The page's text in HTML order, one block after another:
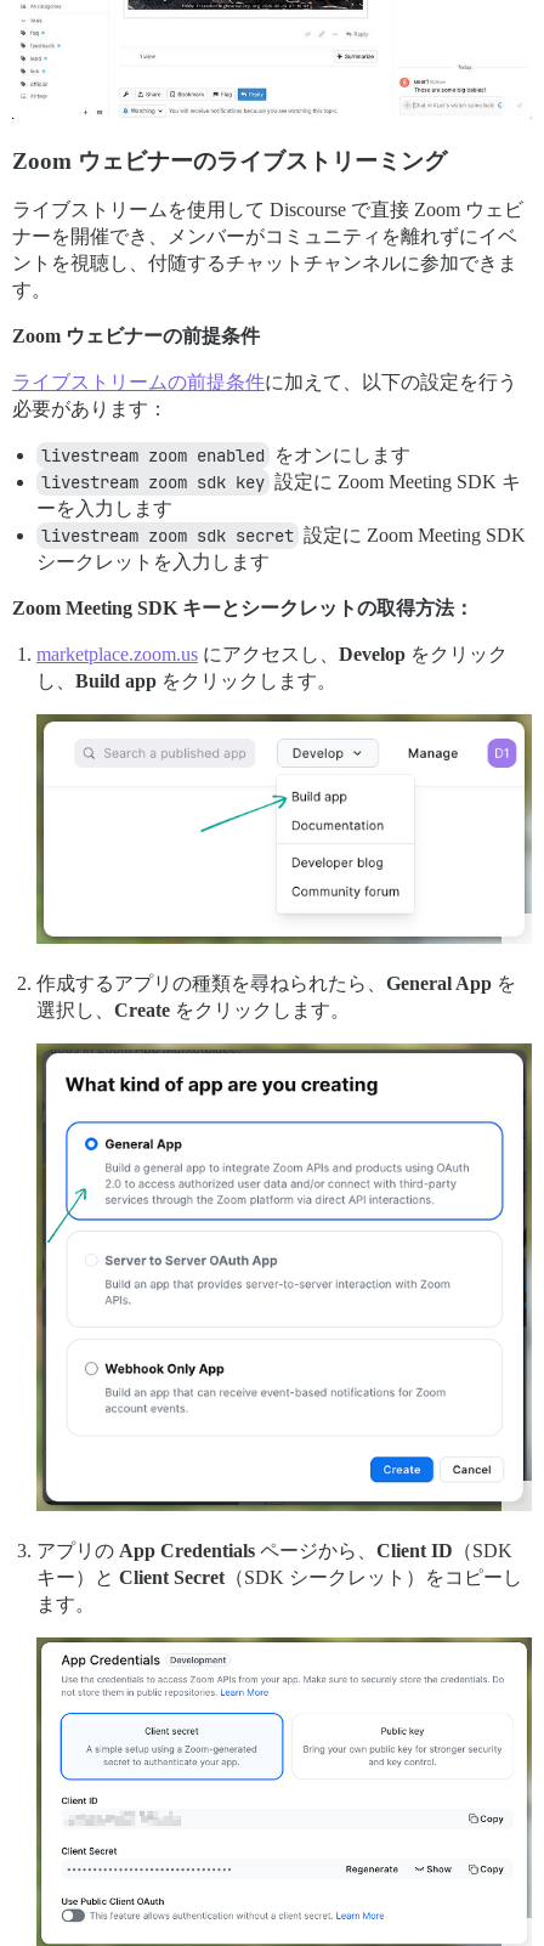
Zoom ウェビナーのライブストリーミング
ライブストリームを使用して Discourse で直接 Zoom ウェビ
ナーを開催でき、メンバーがコミュニティを離れずにイベ
ントを視聴し、付随するチャットチャンネルに参加できま
す。
Zoom ウェビナーの前提条件
ライブストリームの前提条件に加えて、以下の設定を行う
必要があります：
livestream zoom enabled をオンにします
livestream zoom sdk key 設定に Zoom Meeting SDK キ
ーを入力します
livestream zoom sdk secret 設定に Zoom Meeting SDK
シークレットを入力します
Zoom Meeting SDK キーとシークレットの取得方法：
marketplace.zoom.us にアクセスし、 Develop をクリック
し、 Build app をクリックします。
作成するアプリの種類を尋ねられたら、 General App を
選択し、 Create をクリックします。
アプリの App Credentials ページから、 Client ID （SDK
キー）と Client Secret （SDK シークレット）をコピーし
ます。